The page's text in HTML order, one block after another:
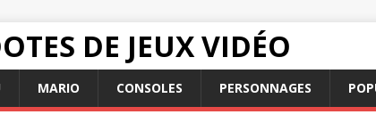
DE JEUX VIDÉO
MARIO CONSOLES PERSONNAGES